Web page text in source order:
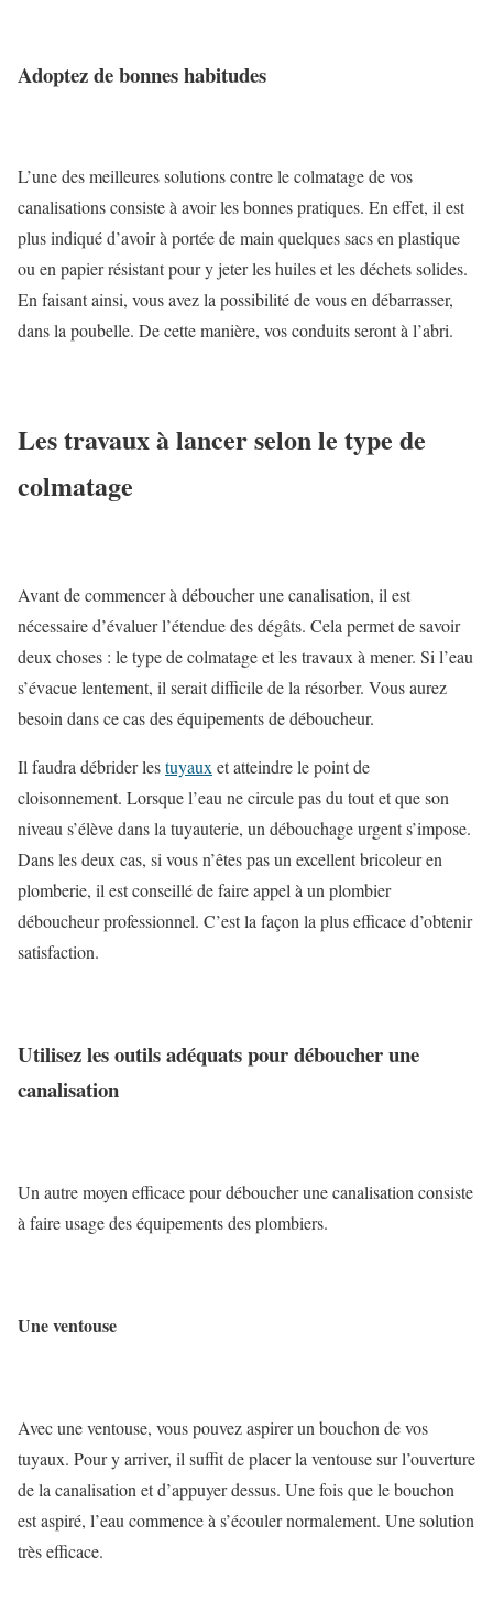
Adoptez de bonnes habitudes
L’une des meilleures solutions contre le colmatage de vos
canalisations consiste à avoir les bonnes pratiques. En effet, il est
plus indiqué d’avoir à portée de main quelques sacs en plastique
ou en papier résistant pour y jeter les huiles et les déchets solides.
En faisant ainsi, vous avez la possibilité de vous en débarrasser,
dans la poubelle. De cette manière, vos conduits seront à l’abri.
Les travaux à lancer selon le type de
colmatage
Avant de commencer à déboucher une canalisation, il est
nécessaire d’évaluer l’étendue des dégâts. Cela permet de savoir
deux choses : le type de colmatage et les travaux à mener. Si l’eau
s’évacue lentement, il serait difficile de la résorber. Vous aurez
besoin dans ce cas des équipements de déboucheur.
Il faudra débrider lestuyauxet atteindre le point de
cloisonnement. Lorsque l’eau ne circule pas du tout et que son
niveau s’élève dans la tuyauterie, un débouchage urgent s’impose.
Dans les deux cas, si vous n’êtes pas un excellent bricoleur en
plomberie, il est conseillé de faire appel à un plombier
déboucheur professionnel. C’est la façon la plus efficace d’obtenir
satisfaction.
Utilisez les outils adéquats pour déboucher une
canalisation
Un autre moyen efficace pour déboucher une canalisation consiste
à faire usage des équipements des plombiers.
Une ventouse
Avec une ventouse, vous pouvez aspirer un bouchon de vos
tuyaux. Pour y arriver, il suffit de placer la ventouse sur l’ouverture
de la canalisation et d’appuyer dessus. Une fois que le bouchon
est aspiré, l’eau commence à s’écouler normalement. Une solution
très efficace.